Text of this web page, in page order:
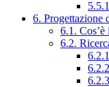
6. Progettazione
6.1.
6.2.